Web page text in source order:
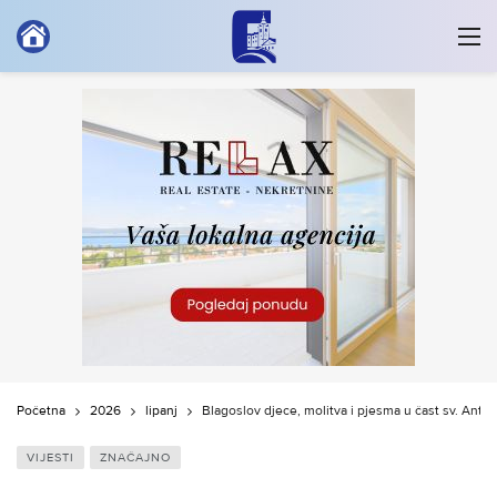
Početna 2026 lipanj Blagoslov djece, molitva i pjesma u čast sv.
VIJESTI ZNAČAJNO